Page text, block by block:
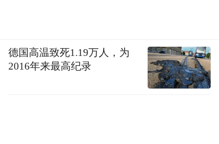
德国高温致死1.19万人，为
2016年来最高纪录